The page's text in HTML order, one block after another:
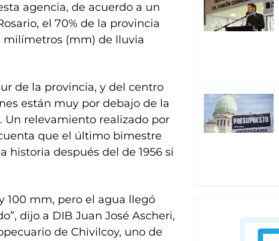
agencia, de acuerdo a un
el 70% de la provincia
milímetros (mm) de lluvia
de la provincia, y del centro
están muy por debajo de la
Un relevamiento realizado por
que el último bimestre
historia después del de 1956 si
100 mm, pero el agua llegó
dijo a DIB Juan José Ascheri,
de Chivilcoy, uno de